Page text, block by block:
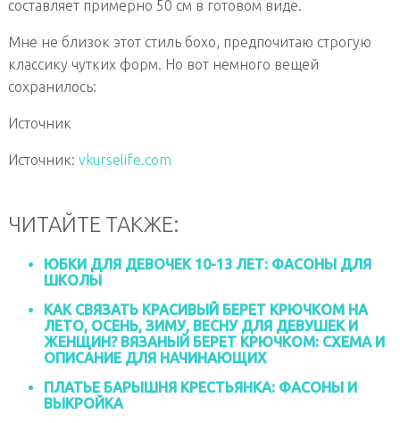
составляет примерно 50 см в готовом виде.
Мне не близок этот стиль бохо, предпочитаю строгую
классику чутких форм. Но вот немного вещей
сохранилось:
Источник
Источник: vkurselife.com
ЧИТАЙТЕ ТАКЖЕ:
ЮБКИ ДЛЯ ДЕВОЧЕК 10-13 ЛЕТ: ФАСОНЫ ДЛЯ
ШКОЛЫ
КАК СВЯЗАТЬ КРАСИВЫЙ БЕРЕТ КРЮЧКОМ НА
ЛЕТО, ОСЕНЬ, ЗИМУ, ВЕСНУ ДЛЯ ДЕВУШЕК И
ЖЕНЩИН? ВЯЗАНЫЙ БЕРЕТ КРЮЧКОМ: СХЕМА И
ОПИСАНИЕ ДЛЯ НАЧИНАЮЩИХ
ПЛАТЬЕ БАРЫШНЯ КРЕСТЬЯНКА: ФАСОНЫ И
ВЫКРОЙКА